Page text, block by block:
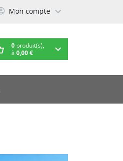
Mon compte
0produit(s),
à 0,00 €